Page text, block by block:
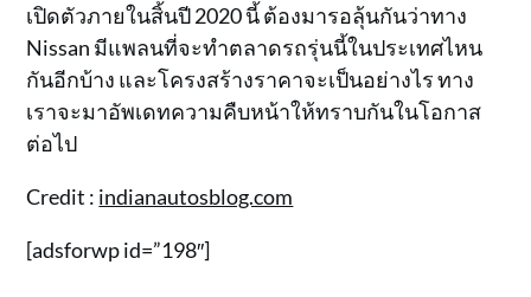
เปิดตัวภายในสิ้นปี 2020 นี้ ต้องมารอลุ้นกันว่าทาง
Nissan มีแพลนที่จะทำตลาดรถรุ่นนี้ในประเทศไหน
กันอีกบ้าง และโครงสร้างราคาจะเป็นอย่างไร ทาง
เราจะมาอัพเดทความคืบหน้าให้ทราบกันในโอกาส
ต่อไป
Credit : indianautosblog.com
[adsforwp id=”198″]